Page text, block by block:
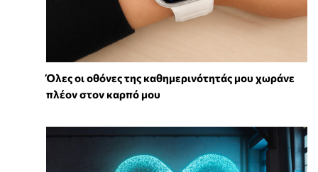
Όλες οι οθόνες της καθημερινότητάς μου χωράνε
πλέον στον καρπό μου